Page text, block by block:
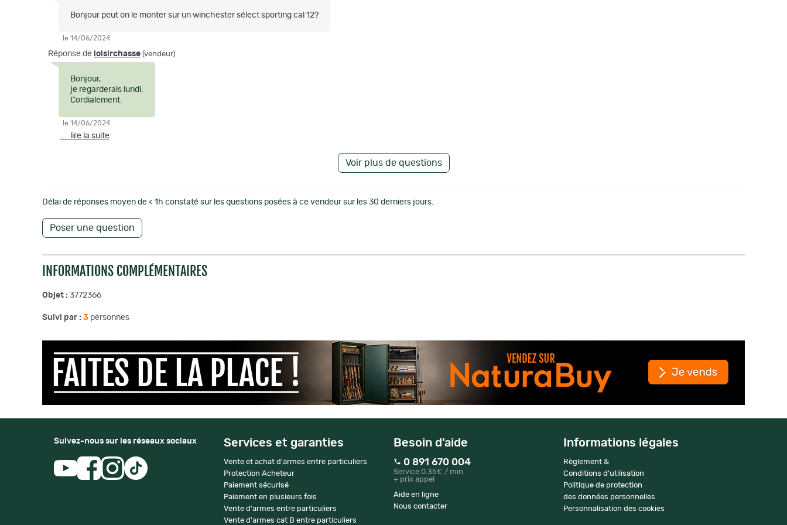
Bonjour peut on le monter sur un winchester sélect sporting cal 12?
le 14/06/2024
Réponse de loisirchasse (vendeur)
Bonjour,
je regarderais lundi.
Cordialement.
le 14/06/2024
... lire la suite
Voir plus de questions
Délai de réponses moyen de < 1h constaté sur les questions posées à ce vendeur sur les 30 derniers jours.
Poser une question
INFORMATIONS COMPLÉMENTAIRES
Objet : 3772366
Suivi par : 3 personnes
Suivez-nous sur les réseaux sociaux Services et garanties
Vente et achat d'armes entre particuliers
Protection Acheteur
Paiement sécurisé
Paiement en plusieurs fois
Vente d'armes entre particuliers
Vente d'armes cat B entre particuliers
Besoin d'aide
0 891 670 004
Service 0.35€ / min
+ prix appel
Aide en ligne
Nous contacter
Informations légales
Règlement &
Conditions d'utilisation
Politique de protection
des données personnelles
Personnalisation des cookies